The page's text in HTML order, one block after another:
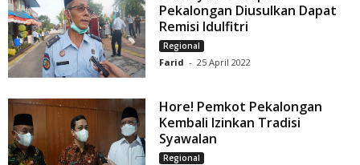
Pekalongan Diusulkan Dapat
Remisi Idulfitri
Regional
Farid - 25 April 2022
Hore! Pemkot Pekalongan
Kembali Izinkan Tradisi
Syawalan
Regional